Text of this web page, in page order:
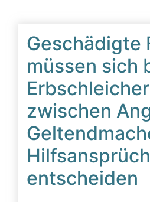
Geschädigte
müssen sich
zwischen
entscheiden
Äußerer Tatbestand:
Familienmitgliedern
Beeinflussung
Beeinflussung – unzulässig
Beeinflussung –
Beeinflussung unzulässig
Besuchsverbot
Betreuung